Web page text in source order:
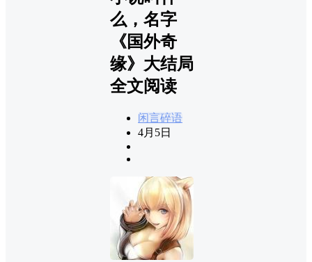
么，名字
《国外奇
缘》大结局
全文阅读
闲言碎语
4月5日